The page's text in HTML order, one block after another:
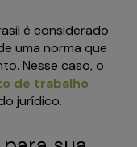
é considerado
uma norma que
Nesse caso, o
de trabalho
jurídico.